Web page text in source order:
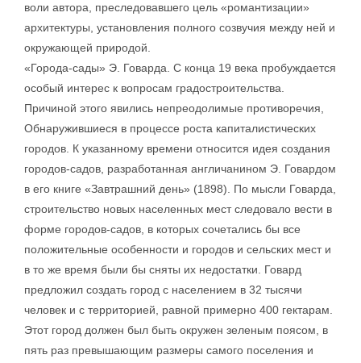
воли автора, преследовавшего цель «романтизации»
архитектуры, установления полного созвучия между ней и
окружающей природой.
«Города-сады» Э. Говарда. С конца 19 века пробуждается
особый интерес к вопросам градостроительства.
Причиной этого явились непреодолимые противоречия,
Обнаружившиеся в процессе роста капиталистических
городов. К указанному времени относится идея создания
городов-садов, разработанная англичанином Э. Говардом
в его книге «Завтрашний день» (1898). По мысли Говарда,
строительство новых населенных мест следовало вести в
форме городов-садов, в которых сочетались бы все
положительные особенности и городов и сельских мест и
в то же время были бы сняты их недостатки. Говард
предложил создать город с населением в 32 тысячи
человек и с территорией, равной примерно 400 гектарам.
Этот город должен был быть окружен зеленым поясом, в
пять раз превышающим размеры самого поселения и